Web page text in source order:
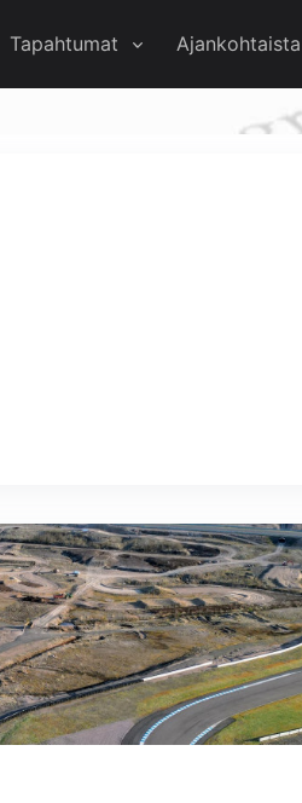
Tapahtumat Ajankohtaista